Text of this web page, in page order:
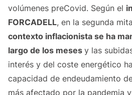
volúmenes preCovid. Según el
FORCADELL, en la se­gunda
contexto inflacionista se ha
largo de los meses y las
interés y del coste energético
capacidad de endeudamiento
más afectado por la pan­demia